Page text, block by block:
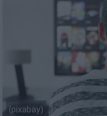
(pixabay)